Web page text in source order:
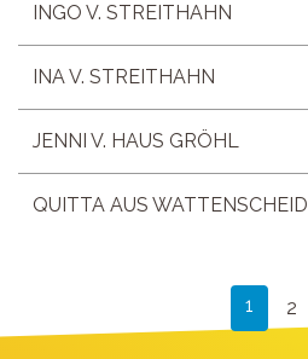
INGO V. STREITHAHN
INA V. STREITHAHN
JENNI V. HAUS GRÖHL
QUITTA AUS WATTENSCHEID
1 2